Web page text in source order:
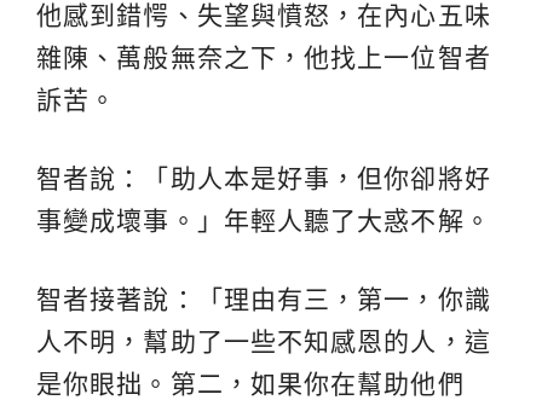
他感到錯愕、失望與憤怒，在內心五味
雜陳、萬般無奈之下，他找上一位智者
訴苦。
智者說：「助人本是好事，但你卻將好
事變成壞事。」年輕人聽了大惑不解。
智者接著說：「理由有三，第一，你識
人不明，幫助了一些不知感恩的人，這
是你眼拙。第二，如果你在幫助他們